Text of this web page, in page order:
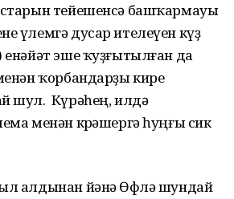
тейешенсә башҡармауы
үлемгә дусар ителеүен күҙ
эше ҡуҙғытылған да
ҡорбандарҙы кире
шул. Күрәһең, илдә
менән көрәшергә һуңғы сик
алдынан йәнә Өфөлә шундай